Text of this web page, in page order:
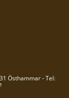
Östhammar - Tel: